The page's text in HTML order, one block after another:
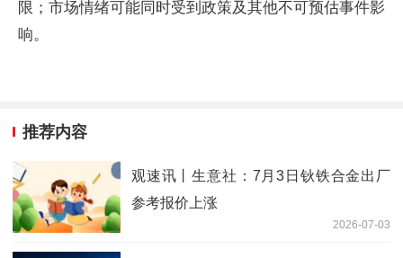
限；市场情绪可能同时受到政策及其他不可预估事件影
响。
推荐内容
观速讯丨生意社：7月3日钬铁合金出厂
参考报价上涨
2026-07-03